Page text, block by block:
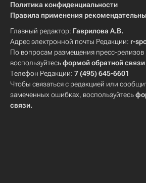
Политика конфиденциальности
Правила применения
Главный редактор: Гаврилова А.В.
Адрес электронной почты Редакции: r-
По вопросам размещения пресс-
воспользуйтесьформой обратной связи
Телефон Редакции: 7 (495) 645-6601
Чтобы связаться с редакцией или
замеченных ошибках, воспользуйтесь
связи.